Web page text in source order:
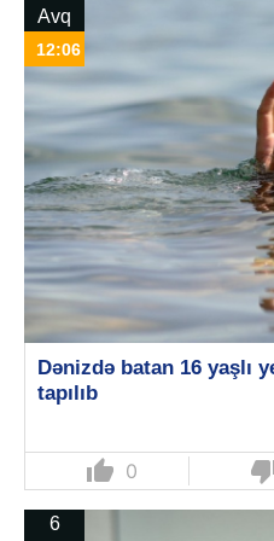
Avq
12:06
Dənizdə batan 16 yaşlı
tapılıb
thumb_up 0
6